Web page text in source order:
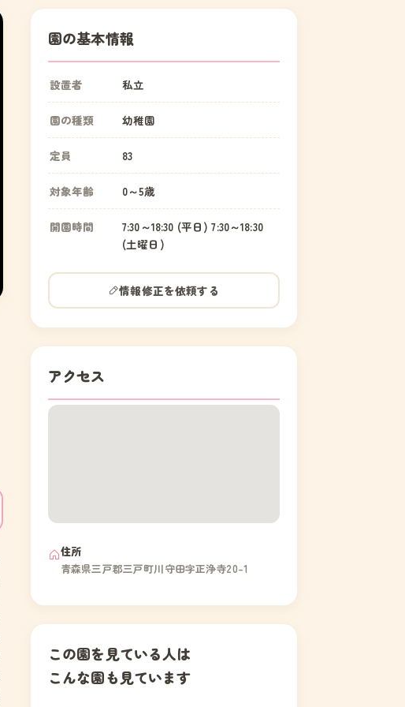
園の基本情報
設置者 私立
園の種類 幼稚園
定員 83
対象年齢 0～5歳
開園時間
7:30～18:30 (平日) 7:30～18:30
(土曜日)
情報修正を依頼する
アクセス
住所
青森県三戸郡三戸町川守田字正浄寺20-1
この園を見ている人は
こんな園も見ています